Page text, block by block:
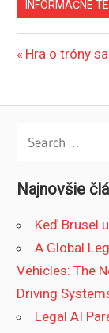
INFORMAČNÉ
Navigácia
článku
Previous
Hra o tróny
Najnovšie
Keď Brusel
A Global
Vehicles: The
Driving
Legal AI